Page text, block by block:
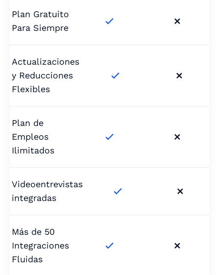
Plan Gratuito
Para Siempre
 
Actualizaciones
y Reducciones
Flexibles
 
Plan de
Empleos
Ilimitados
 
Videoentrevistas
integradas
 
Más de 50
Integraciones
Fluidas
 